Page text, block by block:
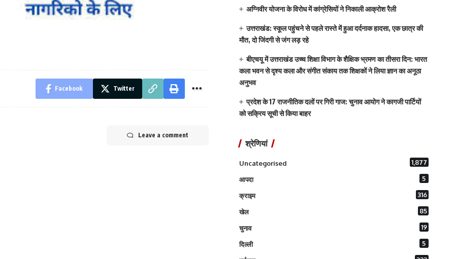
Facebook Twitter
Leave a comment
अग्निवीर योजना के विरोध में कांग्रेसियों ने निकाली आक्रोश रैली
उत्तराखंड: स्कूल पहुंचने से पहले रास्ते में हुआ दर्दनाक हादसा, एक छात्र की
मौत, दो जिंदगी से जंग लड़ रहे
बीएचयू में उत्तराखंड उच्च शिक्षा विभाग के शैक्षिक भ्रमण का तीसरा दिन: भारत
कला भवन से दृश्य कला और संगीत संकाय तक शिक्षकों ने लिया ज्ञान का अनूठा
अनुभव
प्रदेश के 17 राजनीतिक दलों पर गिरी गाज: चुनाव आयोग ने कागजी पार्टियों
को सक्रिय सूची से किया बाहर
श्रेणियां
Uncategorised 1,877
आपदा 5
क्राइम 316
खेल 85
चुनाव 19
दिल्ली 5